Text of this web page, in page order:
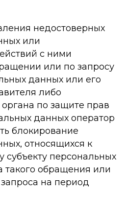
недостоверных
или
с ними
или по запросу
данных или его
либо
по защите прав
данных оператор
блокирование
относящихся к
субъекту персональных
такого обращения или
на период